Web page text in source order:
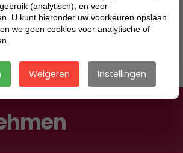
(analytisch), en voor
U kunt hieronder uw voorkeuren opslaan.
we geen cookies voor analytische of
Weigeren Instellingen